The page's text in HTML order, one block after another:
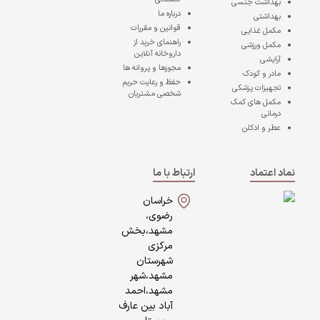
بهداشت جنسی
بهداشتی
مکمل غذایی
مکمل ورزشی
آرایشی
مادر و کودک
تجهیزات پزشکی
مکمل های کمک
درمانی
عطر و ادکلن
درباره ما
قوانین و مقررات
راهنمای خرید از
داروخانه آنلاین
مجوزها و پروانه ها
حفظ و رعایت حریم
شخصی مشتریان
نماد اعتماد
ارتباط با ما
خراسان
رضوی،
مشهد،بخش
مرکزی
شهرستان
مشهد،شهر
مشهد،احمد
آباد بین عارف